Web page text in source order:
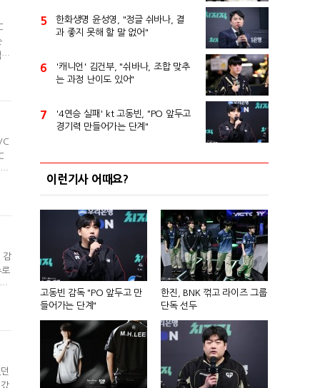
감
5
한화생명 윤성영, "정글 쉬바나, 결
과 좋지 못해 할 말 없어"
6
'캐니언' 김건부, "쉬바나, 조합 맞추
는 과정 난이도 있어"
7
'4연승 실패' kt 고동빈, "PO 앞두고
경기력 만들어가는 단계"
이런기사 어때요?
고동빈 감독 "PO 앞두고 만
들어가는 단계"
한진, BNK 꺾고 라이즈 그룹
단독 선두